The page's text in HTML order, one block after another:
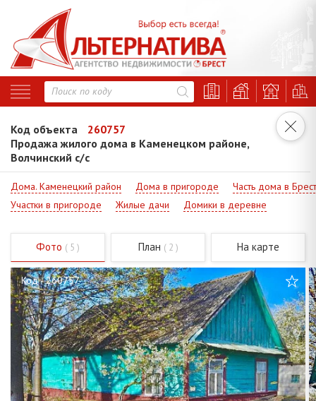
Код объекта
260757
Продажа жилого дома в Каменецком районе,
Волчинский с/с
Дома. Каменецкий район Дома в пригороде
Часть дома в
Участки в пригороде
Жилые дачи Домики в деревне
Фото ( 5 ) План ( 2 ) На карте
Код - 260757